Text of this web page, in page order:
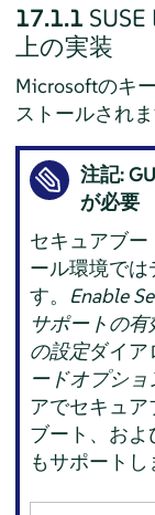
17.1.1
上の実装
Microsoftのキ
ストールされま
注記:
が必要
セキュアブ
ール環境では
す。 Enable
サポートの有
の設定ダイア
ードオプショ
アでセキュ
ブート、およ
もサポートし